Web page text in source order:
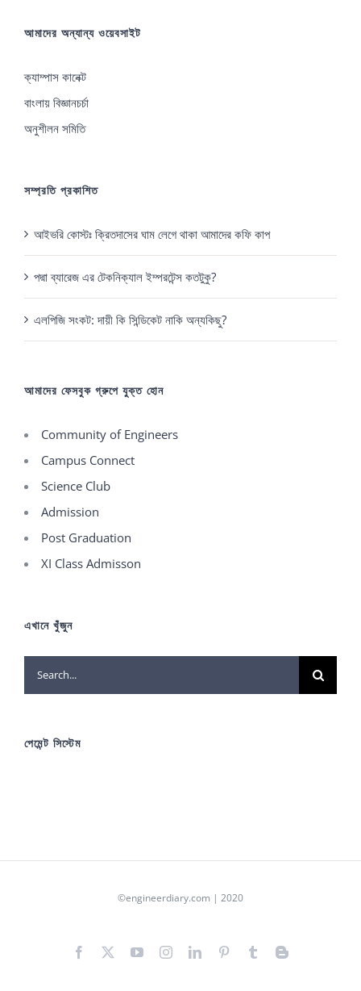
আমাদের অন্যান্য ওয়েবসাইট
ক্যাম্পাস কানেক্ট
বাংলায় বিজ্ঞানচর্চা
অনুশীলন সমিতি
সম্প্রতি প্রকাশিত
আইভরি কোস্টঃ ক্রিতদাসের ঘাম লেগে থাকা আমাদের কফি কাপ
পদ্মা ব্যারেজ এর টেকনিক্যাল ইম্পরটেন্স কতটুকু?
এলপিজি সংকট: দায়ী কি সিন্ডিকেট নাকি অন্যকিছু?
আমাদের ফেসবুক গ্রুপে যুক্ত হোন
Community of Engineers
Campus Connect
Science Club
Admission
Post Graduation
XI Class Admisson
এখানে খুঁজুন
Search
for:
পেমেন্ট সিস্টেম
©engineerdiary.com | 2020
Facebook YouTubeInstagramLinkedInPinterestTumblrBlogger